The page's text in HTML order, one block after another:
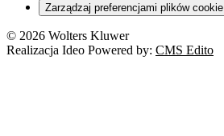
Zarządzaj preferencjami plików cookie
© 2026 Wolters Kluwer
Realizacja Ideo Powered by: CMS Edito